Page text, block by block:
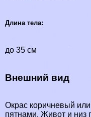
Длина тела:
до 35 см
Внешний вид
Окрас коричневый
пятнами. Живот и низ